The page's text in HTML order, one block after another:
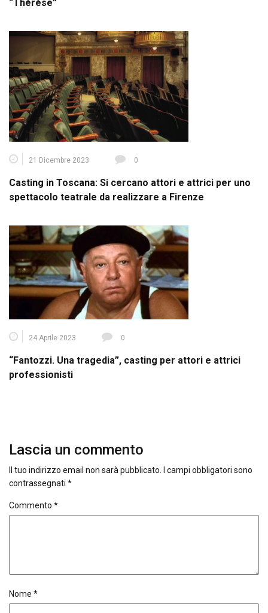
“Thérèse”
21 Dicembre 2023 0
Casting in Toscana: Si cercano attori e attrici per uno
spettacolo teatrale da realizzare a Firenze
24 Aprile 2023 0
“Fantozzi. Una tragedia”, casting per attori e attrici
professionisti
Lascia un commento
Il tuo indirizzo email non sarà pubblicato.
I campi obbligatori sono
contrassegnati *
Commento *
Nome *